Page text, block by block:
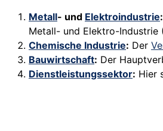
Metall- und Elektroindustrie:
Metall- und Elektro-Industrie
Chemische Industrie: Der
Bauwirtschaft: Der
Dienstleistungssektor: Hier